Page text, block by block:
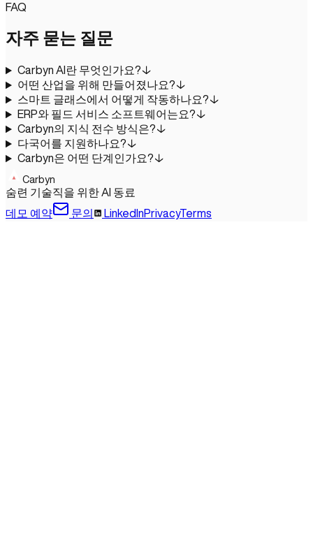
FAQ
자주 묻는 질문
Carbyn AI란 무엇인가요?↓
어떤 산업을 위해 만들어졌나요?↓
스마트 글래스에서 어떻게 작동하나요?↓
ERP와 필드 서비스 소프트웨어는요?↓
Carbyn의 지식 전수 방식은?↓
다국어를 지원하나요?↓
Carbyn은 어떤 단계인가요?↓
Carbyn
숨련 기술직을 위한 AI 동료
데모 예약
문의 LinkedInPrivacyTerms